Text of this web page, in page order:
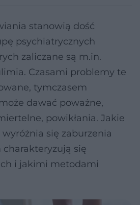
stanowią dość
psychiatrycznych
zaliczane są m.in.
Czasami problemy te
tymczasem
dawać poważne,
powikłania. Jakie
się zaburzenia
się
i jakimi metodami